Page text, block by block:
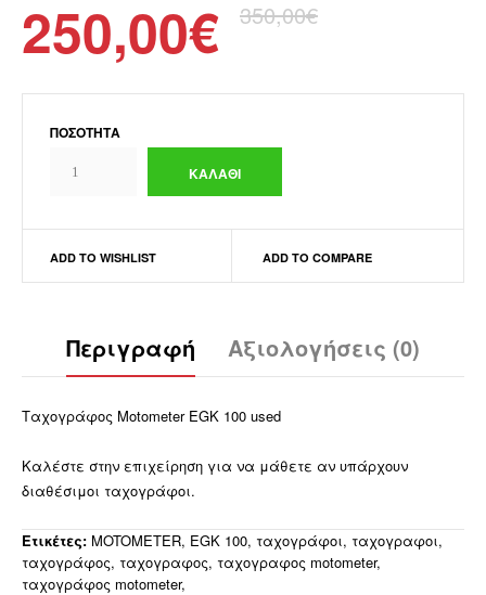
250,00€ 350,00€
ΠΟΣΌΤΗΤΑ
ADD TO WISHLIST ADD TO COMPARE
Περιγραφή Αξιολογήσεις (0)
Ταχογράφος Motometer EGK 100 used
Καλέστε στην επιχείρηση για να μάθετε αν υπάρχουν
διαθέσιμοι ταχογράφοι.
Ετικέτες: MOTOMETER, EGK 100, ταχογράφοι, ταχογραφοι,
ταχογράφος, ταχογραφος, ταχογραφος motometer,
ταχογράφος motometer,